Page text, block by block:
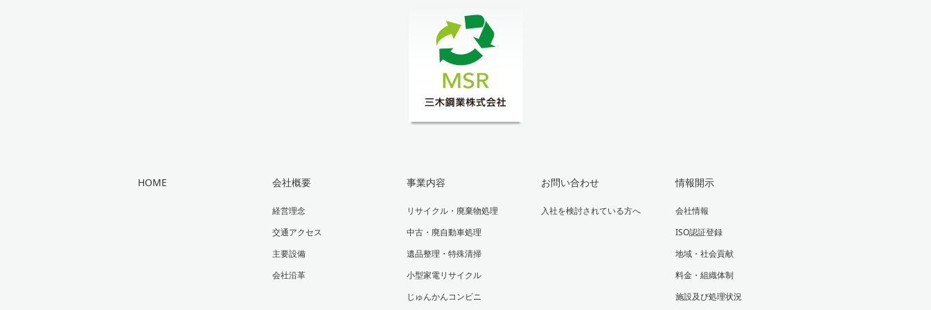
HOME 会社概要
経営理念
交通アクセス
主要設備
会社沿革
事業内容
リサイクル・廃棄物処理
中古・廃自動車処理
遺品整理・特殊清掃
小型家電リサイクル
じゅんかんコンビニ
お問い合わせ
入社を検討されている方へ
情報開示
会社情報
ISO認証登録
地域・社会貢献
料金・組織体制
施設及び処理状況